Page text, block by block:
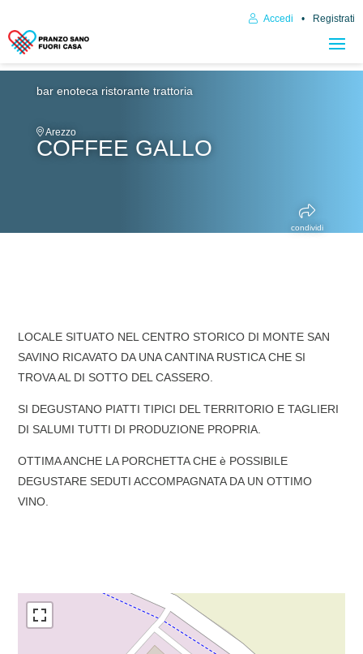
Accedi Registrati
bar enoteca ristorante trattoria
Arezzo
COFFEE GALLO
condividi
LOCALE SITUATO NEL CENTRO STORICO DI MONTE SAN
SAVINO RICAVATO DA UNA CANTINA RUSTICA CHE SI
TROVA AL DI SOTTO DEL CASSERO.
SI DEGUSTANO PIATTI TIPICI DEL TERRITORIO E TAGLIERI
DI SALUMI TUTTI DI PRODUZIONE PROPRIA.
OTTIMA ANCHE LA PORCHETTA CHE è POSSIBILE
DEGUSTARE SEDUTI ACCOMPAGNATA DA UN OTTIMO
VINO.